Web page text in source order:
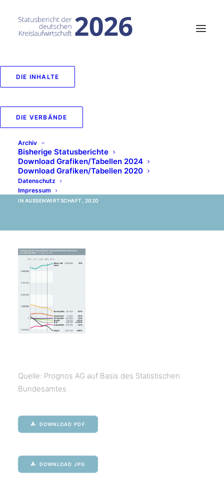
DIE INHALTE
DIE VERBÄNDE
Archiv
Bisherige Statusberichte
Download Grafiken/Tabellen 2024
Download Grafiken/Tabellen 2020
Datenschutz
Impressum
Entwicklung der
Handelsbilanz
unterschiedlicher
Fraktionen
von 2010 bis 2018
IN AUSSENWIRTSCHAFT 2020
Quelle: Prognos AG auf Basis des Statistischen
Bundesamtes
DOWNLOAD PDF
DOWNLOAD JPG